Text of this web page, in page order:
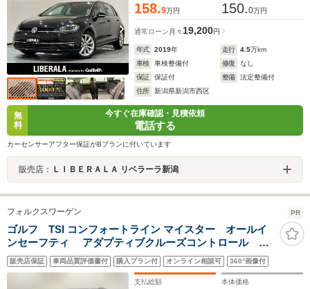
158.9万円 150.0万円
通常ローン 月々19,200円
年式 2019年 走行 4.5万km
車検
車検整備付 修復
なし
保証
保証付 整備
法定整備付
住所
新潟県新潟市西区
無
料
今すぐ在庫確認・見積依頼
電話する
カーセンサーアフター保証がBプランに付いています
販売店： ＬＩＢＥＲＡＬＡ リベラーラ新潟
フォルクスワーゲン PR
ゴルフ TSI コンフォートライン マイスター オールイ
ンセーフティ アダプティブクルーズコントロール レ
ーンキープアシストシステム Volkswagen純正インフォテ
イメントシステムDiscover Pro 地デジTV受信 ドライブ
レコーダー LEDヘッドライト ETC2.0
販売店保証 車両品質評価書付 購入プラン付 オンライン相談可 360°画像付
支払総額 本体価格